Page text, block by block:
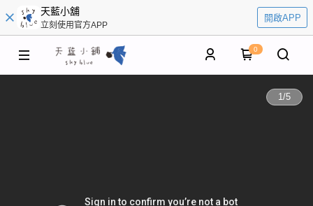
天藍小舖
立刻使用官方APP
開啟APP
0
1/5